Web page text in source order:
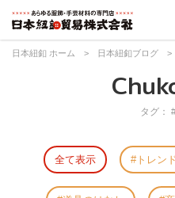
日本紐釦 ホーム > 日本紐釦ブログ >
タグ：
全て表示 トレン